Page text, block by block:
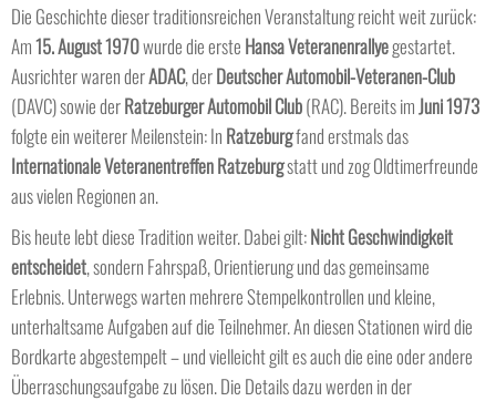
Die Geschichte dieser traditionsreichen Veranstaltung reicht weit zurück:
Am15. August 1970wurde die erste Hansa Veteranenrallyegestartet.
Ausrichter waren derADAC, derDeutscher Automobil-Veteranen-Club
(DAVC) sowie derRatzeburger Automobil Club(RAC). Bereits imJuni 1973
folgte ein weiterer Meilenstein: In Ratzeburgfand erstmals das
Internationale Veteranentreffen Ratzeburgstatt und zog Oldtimerfreunde
aus vielen Regionen an.
Bis heute lebt diese Tradition weiter. Dabei gilt:Nicht Geschwindigkeit
entscheidet, sondern Fahrspaß, Orientierung und das gemeinsame
Erlebnis. Unterwegs warten mehrere Stempelkontrollen und kleine,
unterhaltsame Aufgaben auf die Teilnehmer. An diesen Stationen wird die
Bordkarte abgestempelt – und vielleicht gilt es auch die eine oder andere
Überraschungsaufgabe zu lösen. Die Details dazu werden in der